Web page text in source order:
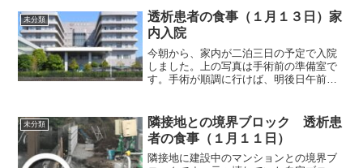
今年はたった9個でした。それでは朝食か
ら紹介します。朝食（カ...
未分類
透析患者の食事（１月１３日）家
内入院
今朝から、家内が二泊三日の予定で入院
しました。上の写真は手術前の準備室で
す。手術が順調に行けば、明後日午前中
家の中が寒い寒い。二階の部屋にいた
ら、昼頃からはエアコンを止...
未分類
隣接地との境界ブロック 透析患
者の食事（１月１１日）
隣接地に建設中のマンションとの境界ブ